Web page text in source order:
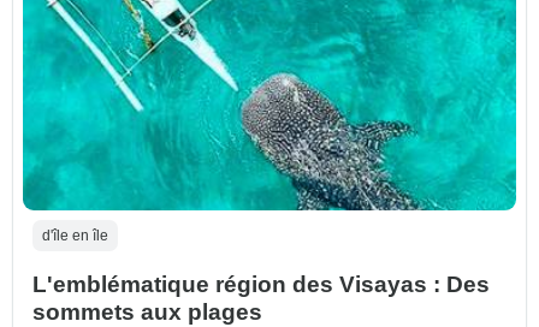
d'île en île
L'emblématique région des Visayas : Des
sommets aux plages